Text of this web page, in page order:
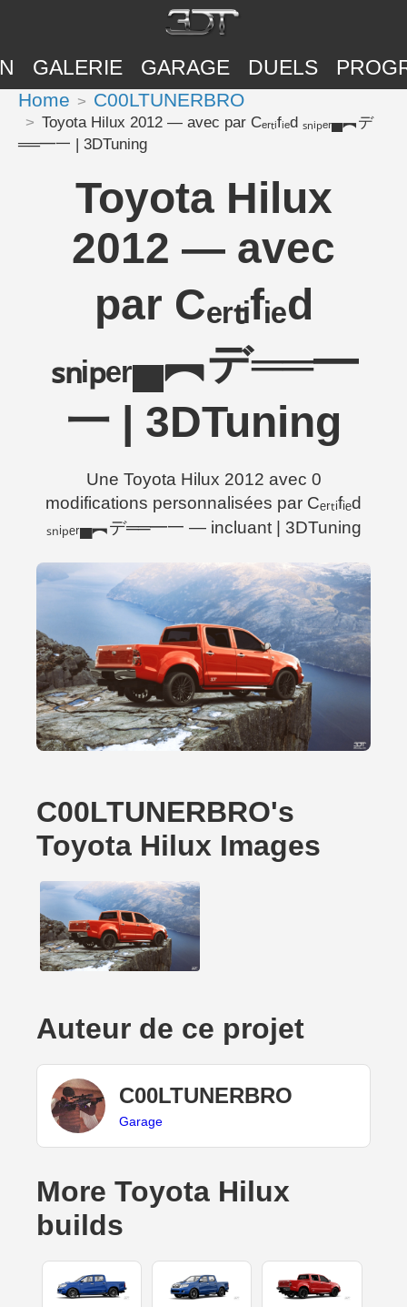
GALERIE GARAGE DUELS
Home C00LTUNERBRO
Toyota Hilux 2012 — avec par Cₑᵣₜᵢfᵢₑd ₛₙᵢₚₑᵣ▄︻デ
══━一 | 3DTuning
Toyota Hilux
2012 — avec
par Cₑᵣₜᵢfᵢₑd
ₛₙᵢₚₑᵣ▄︻デ══━
一 | 3DTuning
Une Toyota Hilux 2012 avec 0
modifications personnalisées par Cₑᵣₜᵢfᵢₑd
ₛₙᵢₚₑᵣ▄︻デ══━一 — incluant | 3DTuning
C00LTUNERBRO's
Toyota Hilux Images
Auteur de ce projet
C00LTUNERBRO
Garage
More Toyota Hilux
builds